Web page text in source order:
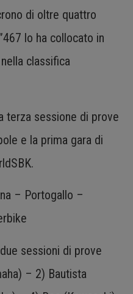
di oltre quattro
lo ha collocato in
classifica
terza sessione di prove
e la prima gara di
– Portogallo –
sessioni di prove
– 2) Bautista